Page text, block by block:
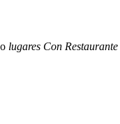
lugares Con Restaurante